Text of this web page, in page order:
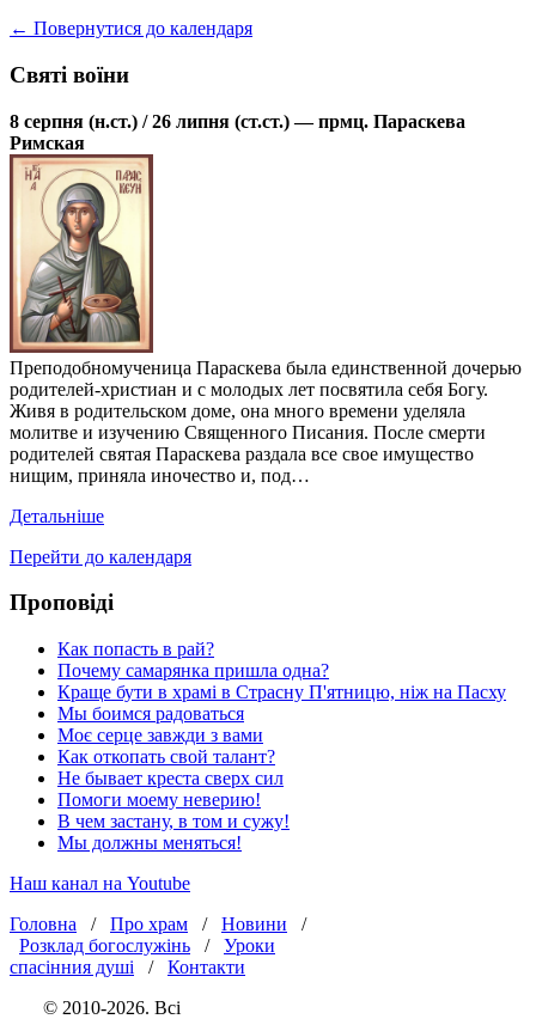
← Повернутися до календаря
Святі воїни
8 серпня (н.ст.) / 26 липня (ст.ст.) — прмц. Параскева
Римская
Преподобномученица Параскева была единственной дочерью
родителей-христиан и с молодых лет посвятила себя Богу.
Живя в родительском доме, она много времени уделяла
молитве и изучению Священного Писания. После смерти
родителей святая Параскева раздала все свое имущество
нищим, приняла иночество и, под…
Детальніше
Перейти до календаря
Проповіді
Как попасть в рай?
Почему самарянка пришла одна?
Краще бути в храмі в Страсну П'ятницю, ніж на Пасху
Мы боимся радоваться
Моє серце завжди з вами
Как откопать свой талант?
Не бывает креста сверх сил
Помоги моему неверию!
В чем застану, в том и сужу!
Мы должны меняться!
Наш канал на Youtube
Головна / Про храм / Новини /
Розклад богослужінь / Уроки
спасінния душі / Контакти
© 2010-2026. Всі